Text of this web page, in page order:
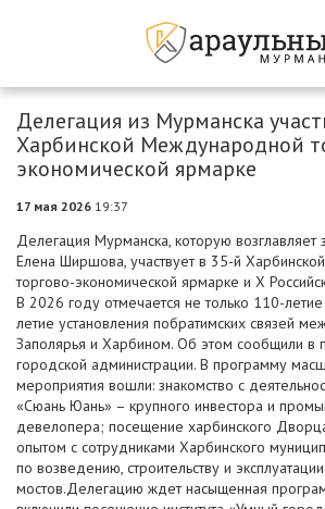
Делегация из Мурманска
Харбинской Международной
экономической ярмарке
17 мая 2026 19:37
Делегация Мурманска, которую возглавляет
Елена Ширшова, участвует в 35-й
торгово-экономической ярмарке и X
В 2026 году отмечается не только 110-
летие установления побратимских связей
Заполярья и Харбином. Об этом сообщили в
городской администрации. В программу
мероприятия вошли: знакомство с
«Сюань Юань» – крупного инвестора и
девелопера; посещение харбинского
опытом с сотрудниками Харбинского
по возведению, строительству и
мостов.Делегацию ждет насыщенная